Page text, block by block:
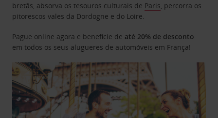
bretãs, absorva os tesouros culturais de Paris , percorra os
pitorescos vales da Dordogne e do Loire.
Pague online agora e beneficie de até 20% de desconto
em todos os seus alugueres de automóveis em França!